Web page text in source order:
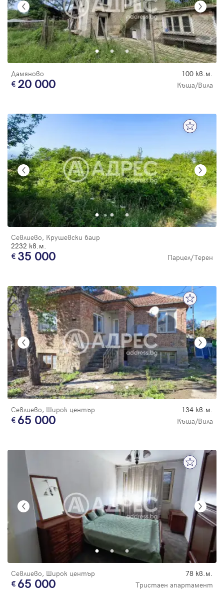
Дамяново 100 кв.м.
20 000 Къща/Вила
Севлиево, Крушевски баир
2232 кв.м.
35 000 Парцел/Терен
Севлиево, Широк център 134 кв.м.
65 000 Къща/Вила
Севлиево, Широк център 78 кв.м.
65 000 Тристаен апартамент